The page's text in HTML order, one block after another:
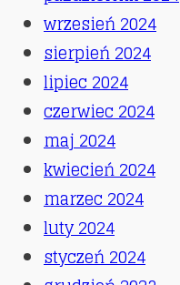
wrzesień 2024
sierpień 2024
lipiec 2024
czerwiec 2024
maj 2024
kwiecień 2024
marzec 2024
luty 2024
styczeń 2024